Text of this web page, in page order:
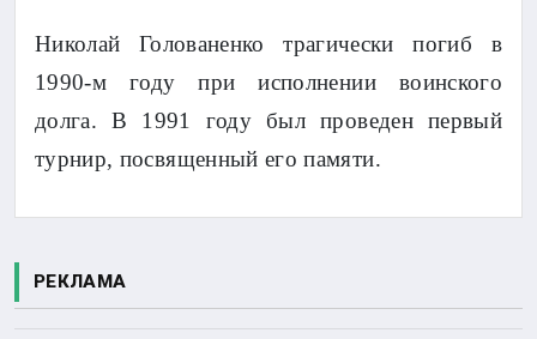
Николай Голованенко трагически погиб в
1990-м году при исполнении воинского
долга. В 1991 году был проведен первый
турнир, посвященный его памяти.
РЕКЛАМА